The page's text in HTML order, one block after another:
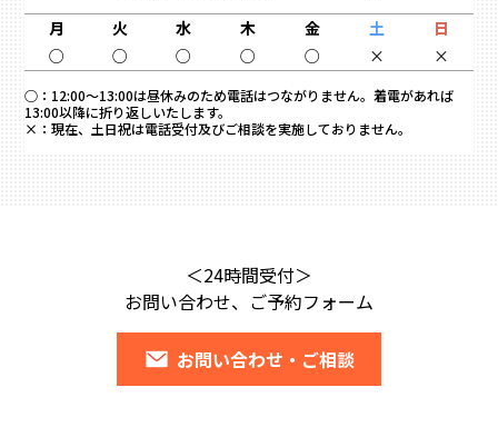
月 火 水 木 金 土
日
○
○ ○ ○ ○ × ×
○： 12:00～13:00は昼休みのため電話はつながりません。着電があれば
13:00以降に折り返しいたします。
×： 現在、土日祝は電話受付及びご相談を実施しておりません。
＜24時間受付＞
お問い合わせ、ご予約フォーム
お問い合わせ・ご相談